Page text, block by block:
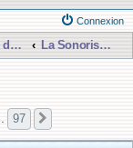
Connexion
Les Forums de Discussions
La Sonorisation
97